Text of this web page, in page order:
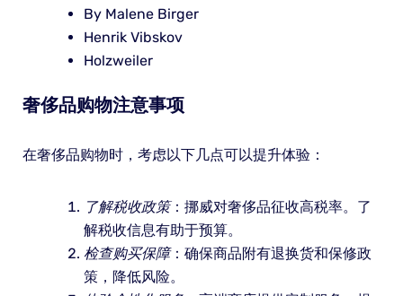
By Malene Birger
Henrik Vibskov
Holzweiler
奢侈品购物注意事项
在奢侈品购物时，考虑以下几点可以提升体验：
了解税收政策：挪威对奢侈品征收高税率。了
解税收信息有助于预算。
检查购买保障：确保商品附有退换货和保修政
策，降低风险。